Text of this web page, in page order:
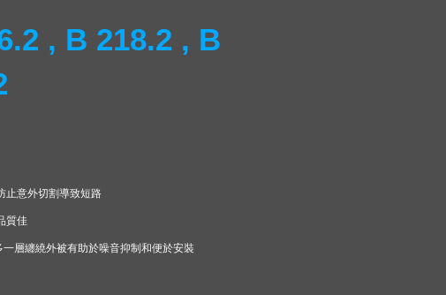
, B 218.2 , B
止意外切割導致短路
質佳
層纏繞外被有助於噪音抑制和便於安裝